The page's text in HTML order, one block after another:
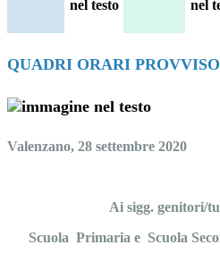
QUADRI ORARI
Valenzano, 28 settembre 2020
Ai sigg. genitori/
Scuola Primaria e Scuola